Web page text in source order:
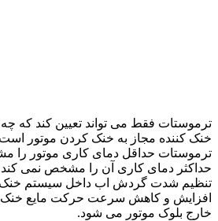
ترموستات فقط می تواند تعیین کند که
خنک کننده مجاز به خنک کردن موتور
ترموستات حداقل دمای کاری موتور را
حداکثر دمای کاری آن را مشخص نمی
تنظیم شدت گردش اب داخل سیستم خنک
افزایش و کاهش سرعت حرکت مایع خنک
خارج بلوک موتور می شود.